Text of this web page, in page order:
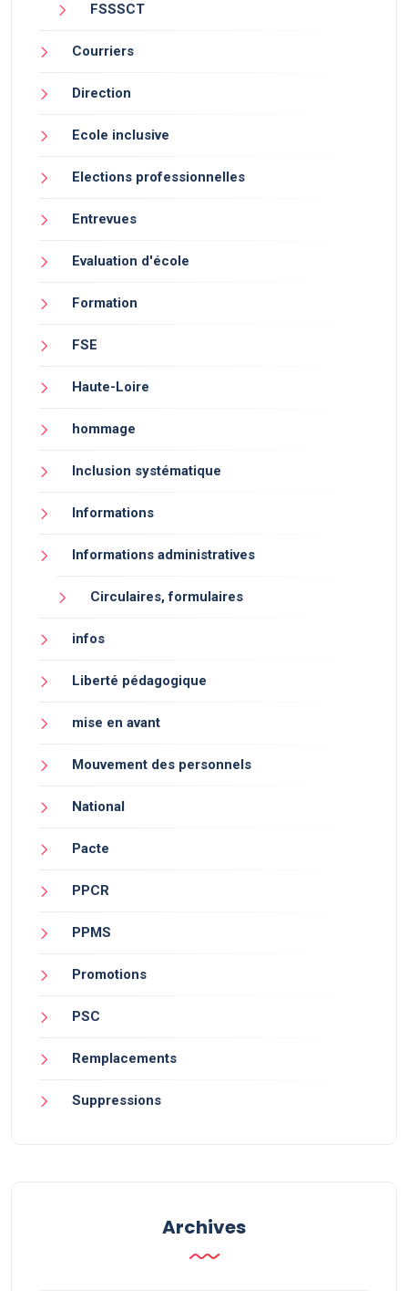
FSSSCT
Courriers
Direction
Ecole inclusive
Elections professionnelles
Entrevues
Evaluation d'école
Formation
FSE
Haute-Loire
hommage
Inclusion systématique
Informations
Informations administratives
Circulaires, formulaires
infos
Liberté pédagogique
mise en avant
Mouvement des personnels
National
Pacte
PPCR
PPMS
Promotions
PSC
Remplacements
Suppressions
Archives